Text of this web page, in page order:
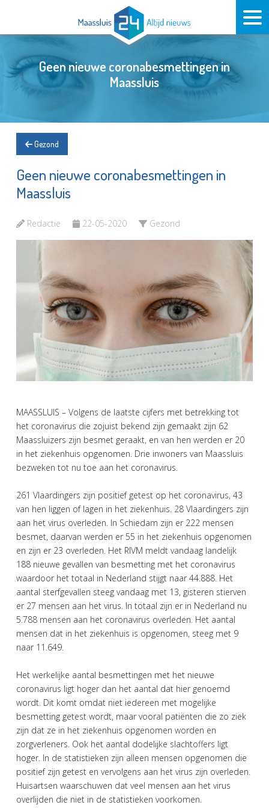
Geen nieuwe coronabesmettingen in
Maassluis
Gezond
Geen nieuwe coronabesmettingen in
Maassluis
Redactie 22-05-2020 Gezond
MAASSLUIS – Volgens de laatste cijfers met betrekking tot
het coronavirus die zojuist bekend zijn gemaakt zijn 62
Maassluizers zijn besmet geraakt, en van hen werden er 20
in het ziekenhuis opgenomen. Drie inwoners van Maassluis
bezweken tot nu toe aan het coronavirus.
261 Vlaardingers zijn positief getest op het coronavirus, 43
van hen liggen of lagen in het ziekenhuis. 28 Vlaardingers zijn
aan het virus overleden. In Schiedam zijn er 222 mensen
besmet, daarvan werden er 55 in het ziekenhuis opgenomen
en zijn er 23 overleden. Het RIVM meldt vandaag landelijk
188 nieuwe gevallen van besmetting met het coronavirus
waardoor het totaal in Nederland stijgt naar 44.888. Het
aantal sterfgevallen steeg vandaag met 13, gisteren stierven
er 27 mensen aan het virus. In totaal zijn er in Nederland nu
5.788 mensen aan het coronavirus overleden. Het aantal
mensen dat in het ziekenhuis is opgenomen, steeg met 9
naar 11.649.
Het werkelijke aantal besmettingen met het nieuwe
coronavirus ligt hoger dan het aantal dat hier genoemd
wordt. Dit komt omdat niet iedereen met mogelijke
besmetting getest wordt, maar vooral patiënten die zo ziek
zijn dat ze in het ziekenhuis opgenomen worden en
zorgverleners. Ook het aantal dodelijke slachtoffers ligt
hoger. In de statistieken zijn alleen mensen opgenomen die
positief zijn getest en vervolgens aan het virus zijn overleden.
Huisartsen waarschuwen dat veel mensen aan het virus
overlijden die niet in de statistieken voorkomen.